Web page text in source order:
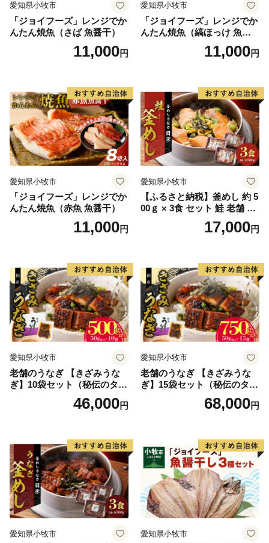
愛知県小牧市
「ジョイフーズ」レンジでか
んたん焼魚（さば 魚醤干）
11,000円
愛知県小牧市
「ジョイフーズ」レンジでか
んたん焼魚（縞ほっけ 魚醤
11,000円
愛知県小牧市
「ジョイフーズ」レンジでか
んたん焼魚（赤魚 魚醤干）
11,000円
愛知県小牧市
【ふるさと納税】釜めし 約 5
00ｇ × 3食 セット 鮭 老舗 急
速冷凍 レンチン 時短 簡単調
理 食品 加工品 海鮮 手作り
り寄せグルメ 愛知県 小牧市
送料無料
17,000円
愛知県小牧市
老舗のうなぎ 【きざみうな
ぎ】10袋セット（秘伝のタレ
46,000円
愛知県小牧市
老舗のうなぎ 【きざみうな
ぎ】15袋セット（秘伝のタレ
68,000円
愛知県小牧市 愛知県小牧市